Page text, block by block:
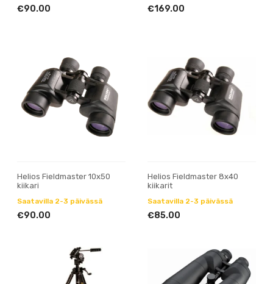
€90.00 €169.00
Helios Fieldmaster 10x50
kiikari
Saatavilla 2-3 päivässä
€90.00
Helios Fieldmaster 8x40
kiikarit
Saatavilla 2-3 päivässä
€85.00